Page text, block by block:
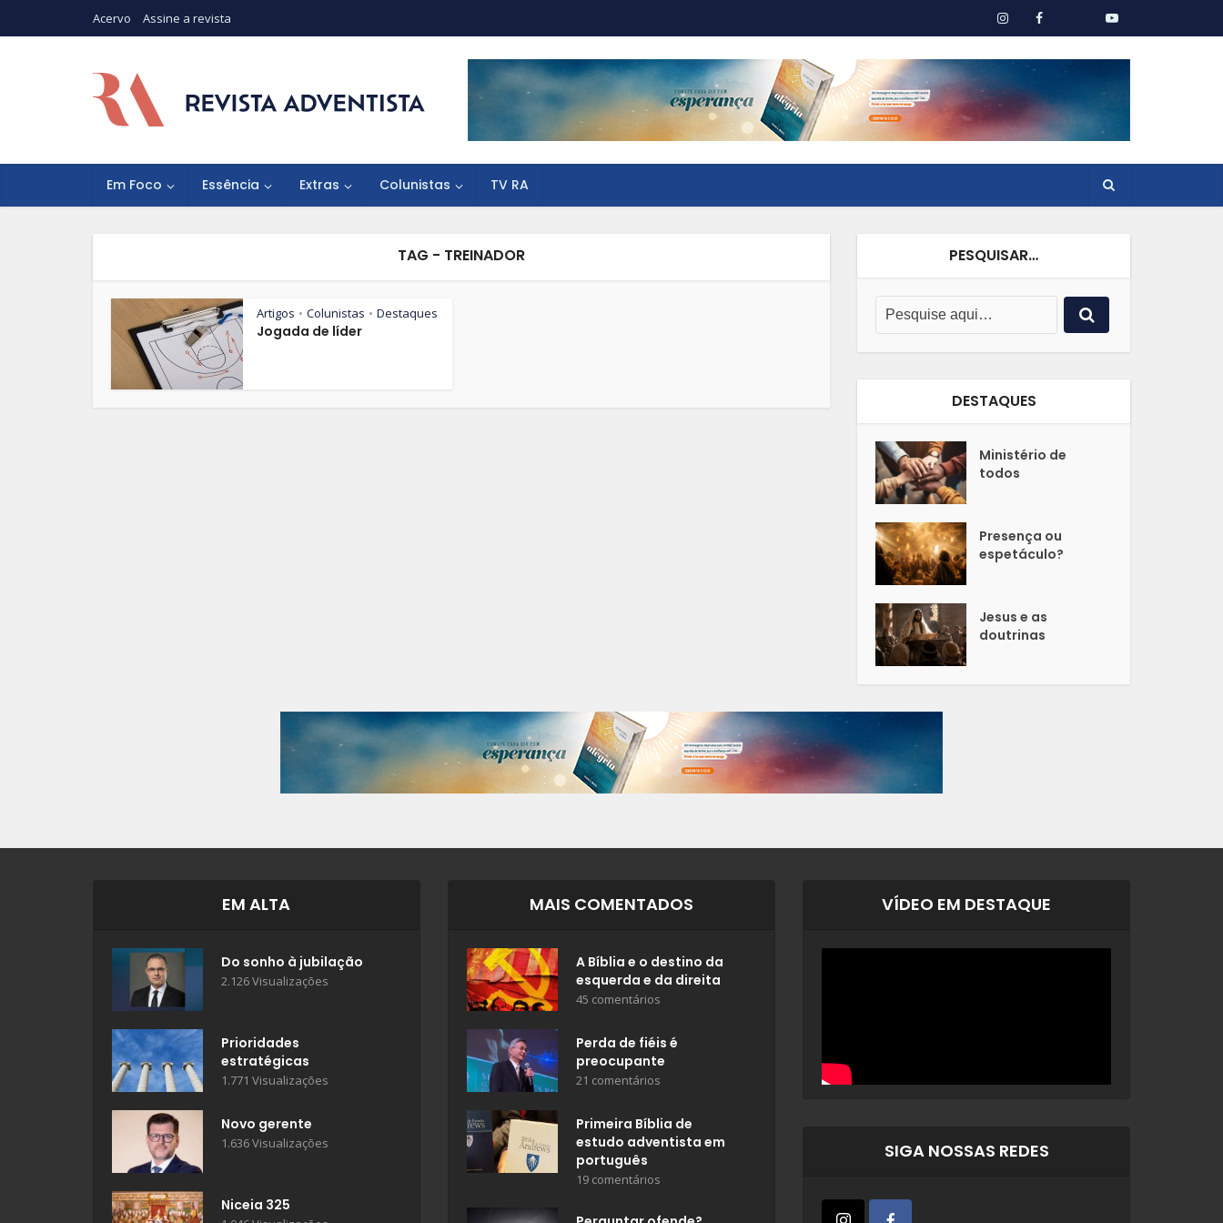
Acervo Assine a revista
Em Foco Essência Extras Colunistas TV RA
TAG - TREINADOR
Artigos • Colunistas • Destaques
Jogada de líder
PESQUISAR…
DESTAQUES
Ministério de
todos
Presença ou
espetáculo?
Jesus e as
doutrinas
EM ALTA
Do sonho à jubilação
2.126 Visualizações
Prioridades
estratégicas
1.771 Visualizações
Novo gerente
1.636 Visualizações
Niceia 325
MAIS COMENTADOS
A Bíblia e o destino da
esquerda e da direita
45 comentários
Perda de fiéis é
preocupante
21 comentários
Primeira Bíblia de
estudo adventista em
português
19 comentários
VÍDEO EM DESTAQUE
SIGA NOSSAS REDES